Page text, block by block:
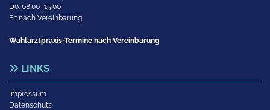
Do: 08:00–15:00
Fr: nach Vereinbarung
Wahlarztpraxis-Termine nach Vereinbarung
 LINKS
Impressum
Datenschutz